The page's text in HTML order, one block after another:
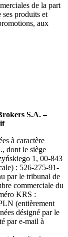
de la part
produits et
aux
S.A. –
à caractère
dont le siège
1, 00-843
: 526-275-91-
par le tribunal de
commerciale du
KRS :
(entièrement
désigné par le
par e-mail à